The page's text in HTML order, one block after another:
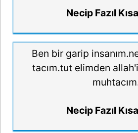
Necip Fazıl
Ben bir garip
tacım.tut elimden
Necip Fazıl